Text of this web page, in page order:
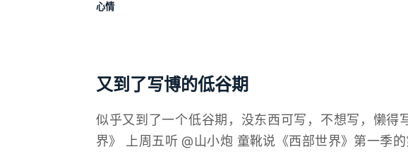
心情
又到了写博的低谷期
似乎又到了一个低谷期，没东西可写，不想写，懒得
界》 上周五听 @山小炮 童靴说《西部世界》第一季